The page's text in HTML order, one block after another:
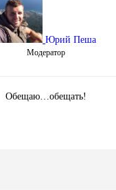
Юрий Пеша
Модератор
Обещаю…обещать!